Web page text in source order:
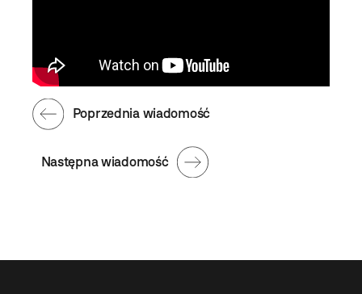
Następna wiadomość
Poprzednia wiadomość